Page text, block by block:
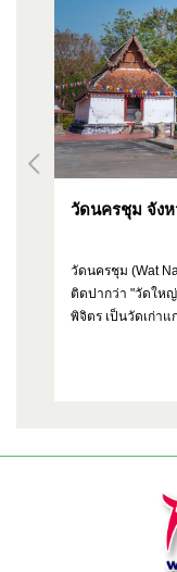
วัดนครชุม จัง
วัดนครชุม (Wat
ติดปากว่า "วัดใหญ่
พิจิตร เป็นวัดเก่า
ตั้งแต่สมัยกรุงสุโ